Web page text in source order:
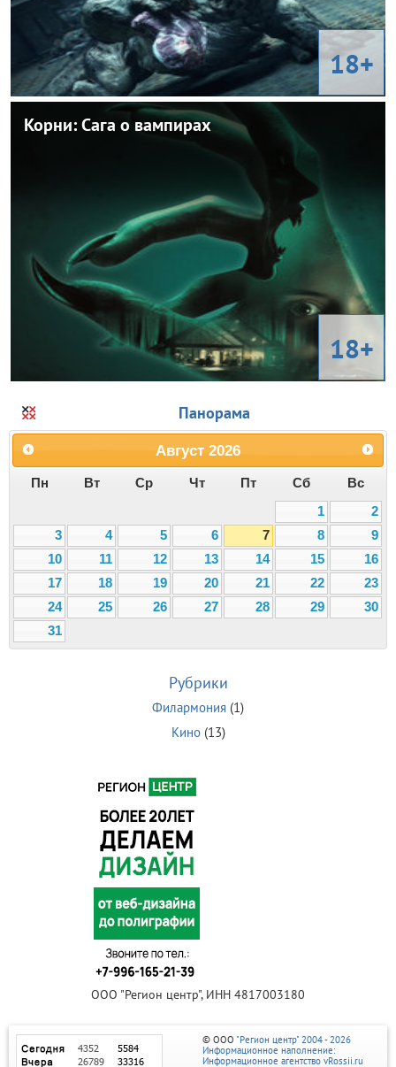
18+
Корни: Сага о вампирах
18+
Корни: Сага о вампирах
Великобритания
Режиссер:
Марко Ван Белль
Ужасы
В ролях:
Грэйс Коллендер, Молли Макканн, Дэйзи Джелли, Шарлотта
Брэдли, Флинн Грэй
Панорама
Август 2026
Пн Вт Ср Чт Пт Сб
Вс
1
2
3
4 5 6 7 8
9
10
11 12 13 14 15
16
17
18 19 20 21 22
23
24
25 26 27 28 29
30
31
Рубрики
Филармония (1)
Кино(13)
ООО "Регион центр", ИНН 4817003180
© ООО "Регион центр" 2004 - 2026
Информационное наполнение:
Информационное агентство vRossii.ru